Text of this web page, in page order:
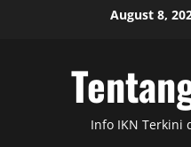
August 8,
Info IKN Terkini